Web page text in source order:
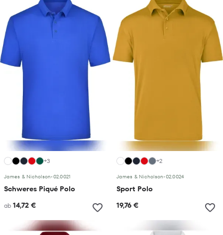
+3
James & Nicholson•02.0021
Schweres Piqué Polo
ab 14,72 €
+2
James & Nicholson•02.0024
Sport Polo
19,76 €